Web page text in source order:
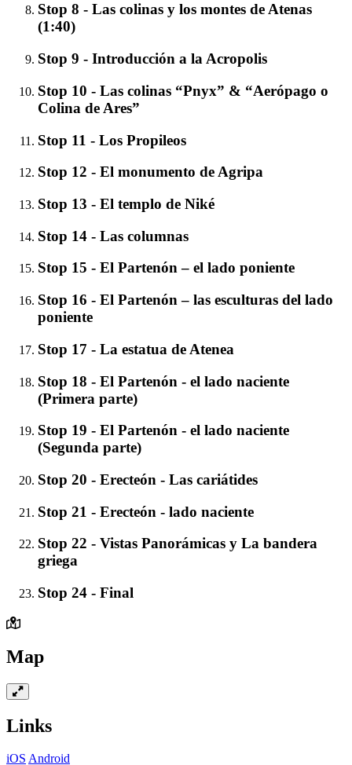
Stop 8 - Las colinas y los montes de Atenas
(1:40)
Stop 9 - Introducción a la Acropolis
Stop 10 - Las colinas “Pnyx” & “Aerópago o
Colina de Ares”
Stop 11 - Los Propileos
Stop 12 - El monumento de Agripa
Stop 13 - El templo de Niké
Stop 14 - Las columnas
Stop 15 - El Partenón – el lado poniente
Stop 16 - El Partenón – las esculturas del lado
poniente
Stop 17 - La estatua de Atenea
Stop 18 - El Partenón - el lado naciente
(Primera parte)
Stop 19 - El Partenón - el lado naciente
(Segunda parte)
Stop 20 - Erecteón - Las cariátides
Stop 21 - Erecteón - lado naciente
Stop 22 - Vistas Panorámicas y La bandera
griega
Stop 24 - Final
Map
Links
iOS Android